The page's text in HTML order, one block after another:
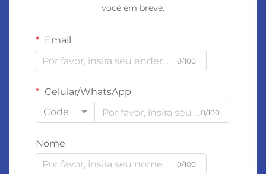
você em breve.
Email
0/100
Celular/WhatsApp
Code
0/100
Nome
0/100